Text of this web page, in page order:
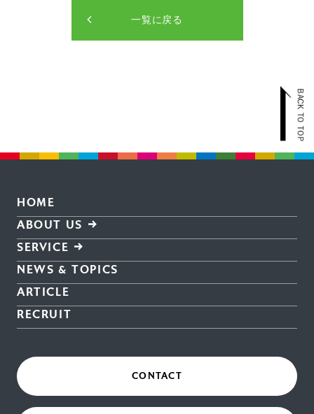
一覧に戻る
HOME
ABOUT US
SERVICE
NEWS & TOPICS
ARTICLE
RECRUIT
CONTACT